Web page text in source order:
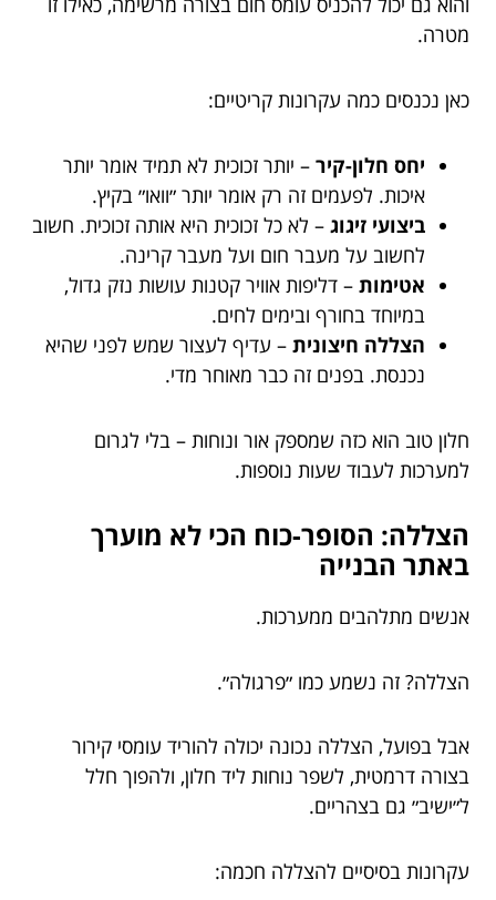
מטרה.
כאן נכנסים כמה עקרונות קריטיים:
יחס חלון-קיר – יותר זכוכית לא תמיד אומר יותר
איכות. לפעמים זה רק אומר יותר ״וואו״ בקיץ.
ביצועי זיגוג – לא כל זכוכית היא אותה זכוכית. חשוב
לחשוב על מעבר חום ועל מעבר קרינה.
אטימות – דליפות אוויר קטנות עושות נזק גדול,
במיוחד בחורף ובימים לחים.
הצללה חיצונית – עדיף לעצור שמש לפני שהיא
נכנסת. בפנים זה כבר מאוחר מדי.
חלון טוב הוא כזה שמספק אור ונוחות – בלי לגרום
למערכות לעבוד שעות נוספות.
הצללה: הסופר-כוח הכי לא מוערך
באתר הבנייה
אנשים מתלהבים ממערכות.
הצללה? זה נשמע כמו ״פרגולה״.
אבל בפועל, הצללה נכונה יכולה להוריד עומסי קירור
בצורה דרמטית, לשפר נוחות ליד חלון, ולהפוך חלל
ל״ישיב״ גם בצהריים.
עקרונות בסיסיים להצללה חכמה: